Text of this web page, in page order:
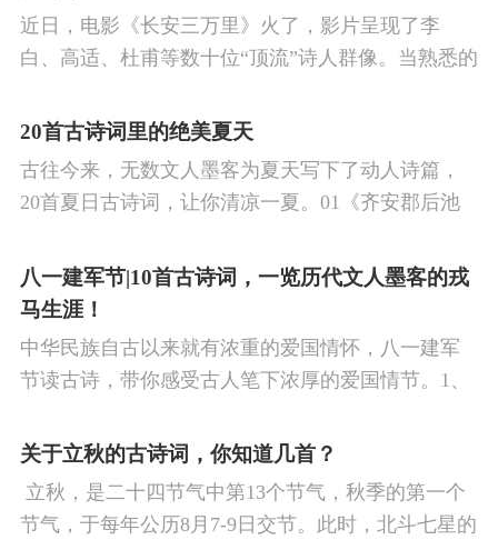
平愿望。
近日，电影《长安三万里》火了，影片呈现了李
白、高适、杜甫等数十位“顶流”诗人群像。当熟悉的
涉及48首诗词，你会背几首？快来（预）习。
20首古诗词里的绝美夏天
古往今来，无数文人墨客为夏天写下了动人诗篇，
20首夏日古诗词，让你清凉一夏。01《齐安郡后池
尽日无人看微雨，鸳鸯相对浴红衣。
八一建军节|10首古诗词，一览历代文人墨客的戎
马生涯！
中华民族自古以来就有浓重的爱国情怀，八一建军
节读古诗，带你感受古人笔下浓厚的爱国情节。1、
看剑，梦回吹角连营。八百里分麾下炙，五十弦翻
关于立秋的古诗词，你知道几首？
​ 立秋，是二十四节气中第13个节气，秋季的第一个
节气，于每年公历8月7-9日交节。此时，北斗七星的